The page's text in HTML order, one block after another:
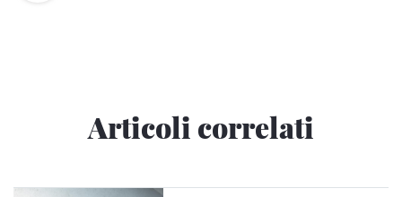
Articoli correlati